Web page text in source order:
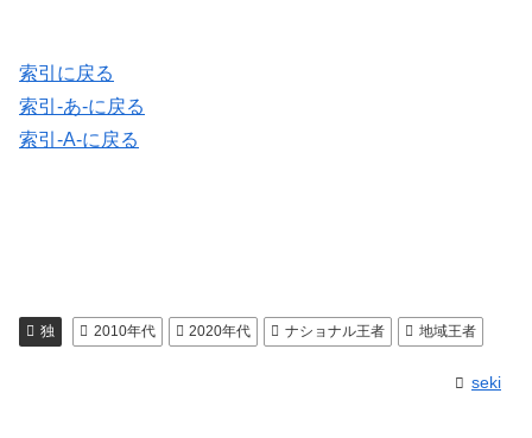
索引に戻る
索引-あ-に戻る
索引-A-に戻る
独 2010年代 2020年代 ナショナル王者 地域王者
seki